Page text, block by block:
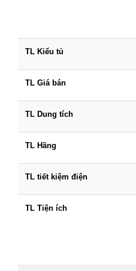
TL Kiểu tủ
TL Giá bán
TL Dung tích
TL Hãng
TL tiết kiệm điện
TL Tiện ích